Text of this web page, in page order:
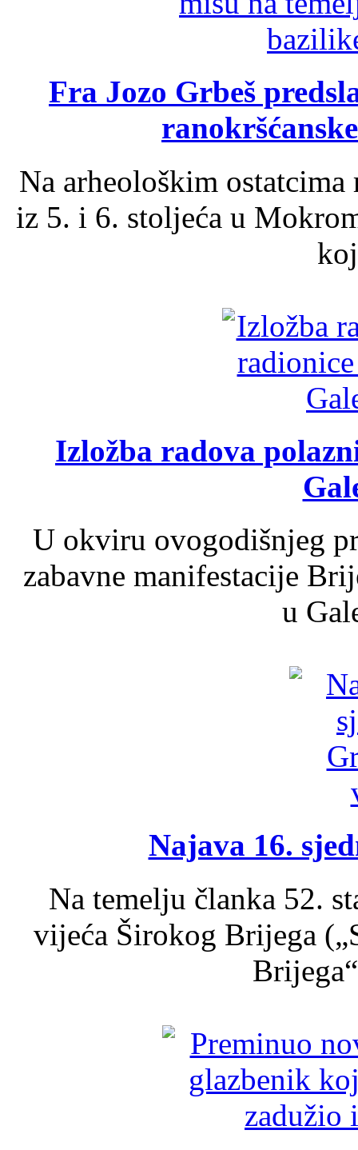
Fra Jozo Grbeš
Na arheološkim
iz 5. i 6. stoljeća u
Izložba radova
U okviru ovogodišnjeg
zabavne manifestacije
u
Najava 16.
Na temelju članka 52.
vijeća Širokog Brijega